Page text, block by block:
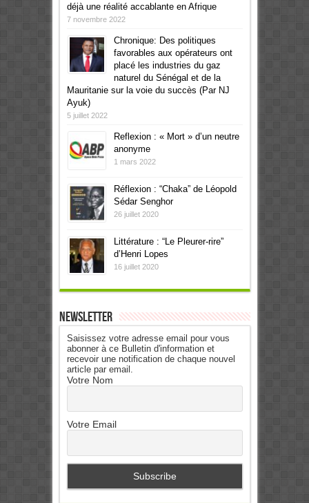
déjà une réalité accablante en Afrique
7 novembre 2022
Chronique: Des politiques
favorables aux opérateurs ont
placé les industries du gaz
naturel du Sénégal et de la
Mauritanie sur la voie du succès (Par NJ
Ayuk)
5 juillet 2022
Reflexion : « Mort » d’un neutre
anonyme
1 mars 2022
Réflexion : “Chaka” de Léopold
Sédar Senghor
26 juillet 2020
Littérature : “Le Pleurer-rire”
d’Henri Lopes
16 juillet 2020
Newsletter
Saisissez votre adresse email pour vous
abonner à ce Bulletin d'information et
recevoir une notification de chaque nouvel
article par email.
Votre Nom
Votre Email